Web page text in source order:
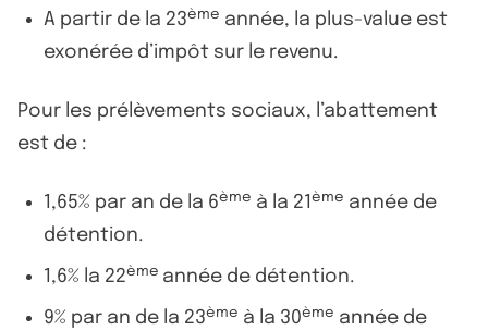
A partir de la 23ème année, la plus-value est
exonérée d’impôt sur le revenu.
Pour les prélèvements sociaux, l’abattement
est de :
1,65% par an de la 6ème à la 21 ème année de
détention.
1,6% la 22ème année de détention.
9% par an de la 23ème à la 30ème année de